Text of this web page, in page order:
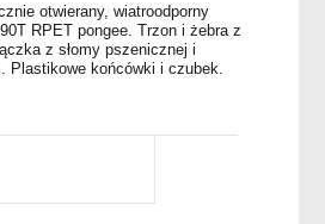
otwierany, wiatroodporny
RPET pongee. Trzon i żebra z
z słomy pszenicznej i
Plastikowe końcówki i czubek.